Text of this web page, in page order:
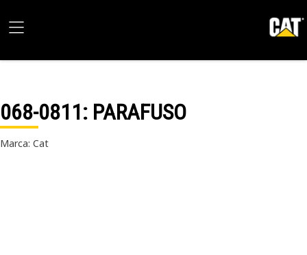
068-0811: PARAFUSO
Marca: Cat